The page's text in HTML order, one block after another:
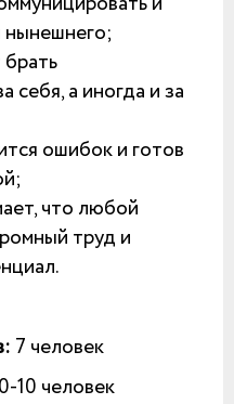
нынешнего;
себя, а иногда и за
ошибок и готов
что любой
труд и
7 человек
0-10 человек